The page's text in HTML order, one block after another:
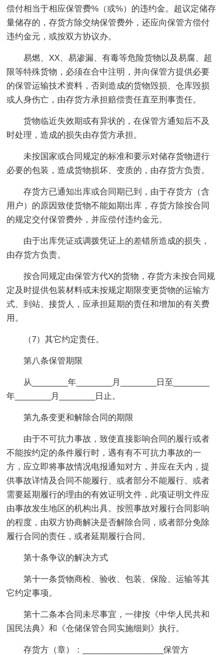
偿付相当于相应保管费%（或%）的违约金。超议定储存
量储存的，存货方除交纳保管费外，还应向保管方偿付
违约金元，或按双方协议办。
易燃、XX、易渗漏、有毒等危险货物以及易腐、超
限等特殊货物，必须在合中注明，并向保管方提供必要
的保管运输技术资料，否则造成的货物毁损、仓库毁损
或人身伤亡，由存货方承担赔偿责任直至刑事责任。
货物临近失效期或有异状的，在保管方通知后不及
时处理，造成的损失由存货方承担。
未按国家或合同规定的标准和要示对储存货物进行
必要的包装，造成货物损坏、变质的，由存货方负责。
存货方已通知出库或合同期已到，由于存货方（含
用户）的原因致使货物不能如期出库，存货方除按合同
的规定交付保管费外，并应偿付违约金元。
由于出库凭证或调拨凭证上的差错所造成的损失，
由存货方负责。
按合同规定由保管方代X的货物，存货方未按合同规
定及时提供包装材料或未按规定期限变更货物的运输方
式、到站、接货人，应承担延期的责任和增加的有关费
用。
（7）其它约定责任。
第八条保管期限
从________年________月________日至________
年________月________日止。
第九条变更和解除合同的期限
由于不可抗力事故，致使直接影响合同的履行或者
不能按约定的条件履行时，遇有有不可抗力事故的一
方，应立即将事故情况电报通知对方，并应在天内，提
供事故详情及合同不能履行、或者部分不能履行、或者
需要延期履行的理由的有效证明文件，此项证明文件应
由事故发生地区的机构出具。按照事故对履行合同影响
的程度，由双方协商解决是否解除合同，或者部分免除
履行合同的责任，或者延期履行合同。
第十条争议的解决方式
第十一条货物商检、验收、包装、保险、运输等其
它约定事项。
第十二条本合同未尽事宜，一律按《中华人民共和
国民法典》和《仓储保管合同实施细则》执行。
存货方（章）：__________________保管方